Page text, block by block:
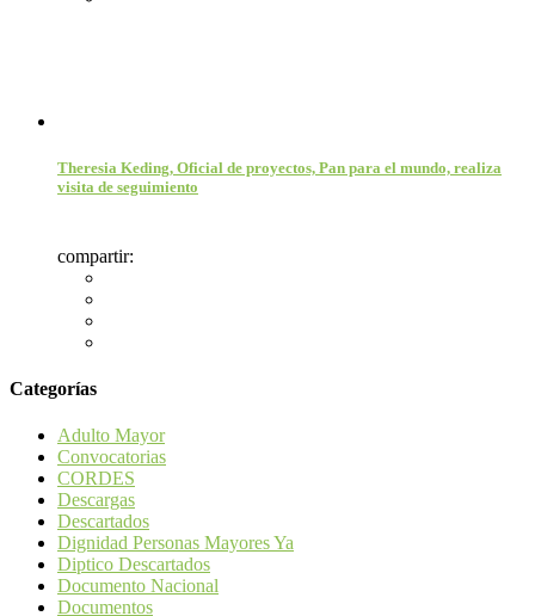
Theresia Keding, Oficial de proyectos, Pan para el mundo, realiza
visita de seguimiento
compartir:
Categorías
Adulto Mayor
Convocatorias
CORDES
Descargas
Descartados
Dignidad Personas Mayores Ya
Diptico Descartados
Documento Nacional
Documentos